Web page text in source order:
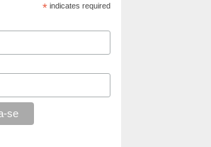
* indicates required